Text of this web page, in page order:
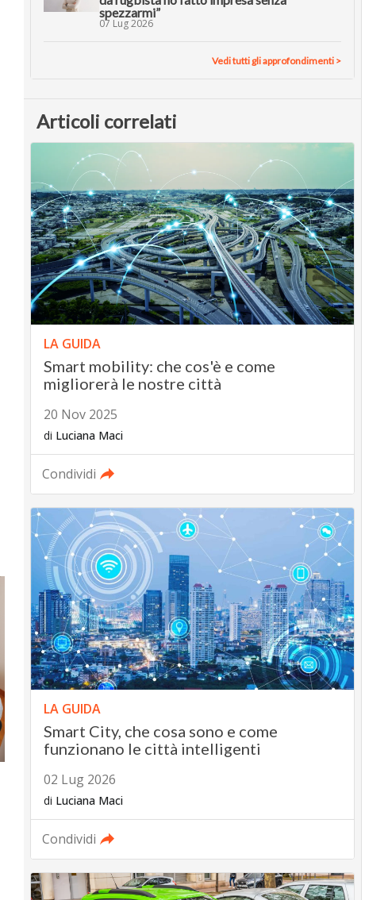
spezzarmi”
07 Lug 2026
Vedi tutti gli approfondimenti >
Articoli correlati
LA GUIDA
Smart mobility: che cos'è e come
migliorerà le nostre città
20 Nov 2025
di Luciana Maci
Condividi
LA GUIDA
Smart City, che cosa sono e come
funzionano le città intelligenti
02 Lug 2026
di Luciana Maci
Condividi